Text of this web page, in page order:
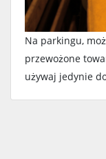
Na parkingu,
przewożone
używaj jedynie